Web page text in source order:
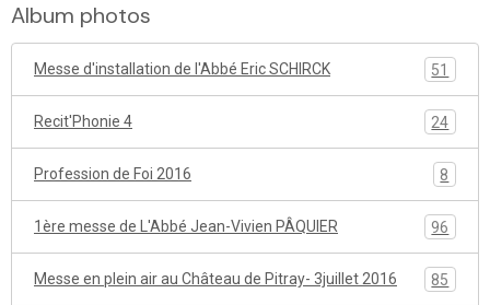
Album photos
Messe d'installation de l'Abbé Eric SCHIRCK 51
Recit'Phonie 4 24
Profession de Foi 2016 8
1ère messe de L'Abbé Jean-Vivien PÂQUIER 96
Messe en plein air au Château de Pitray- 3juillet 2016 85